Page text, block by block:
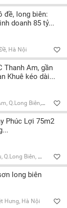
đề, long biên:
doanh 85 tỷ...
Hà Nội
Thanh Am, gần
Khuê kéo dài...
Biên, Hà Nội
Phúc Lợi 75m2
Biên, Hà Nội
long biên
Hưng, Hà Nội